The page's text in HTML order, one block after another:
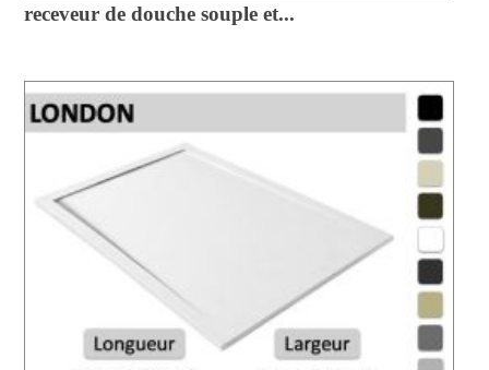
receveur de douche souple et...